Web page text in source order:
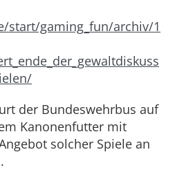
start/gaming_fun/archiv/1
der Bundeswehrbus auf
Kanonenfutter mit
solcher Spiele an